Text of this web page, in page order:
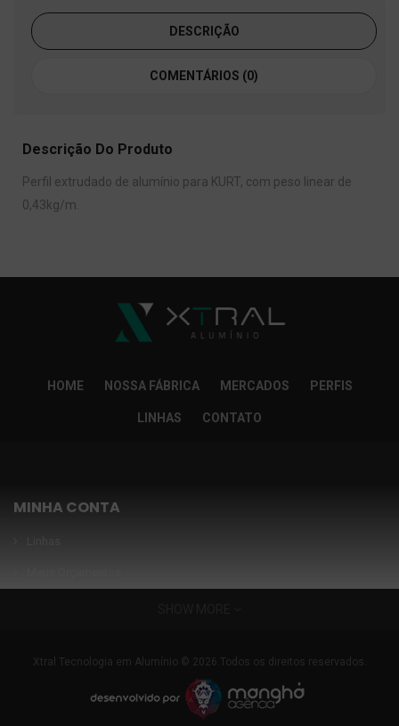
DESCRIÇÃO
COMENTÁRIOS (0)
Descrição Do Produto
Perfil extrudado de alumínio para KURT, com peso linear de
0,43kg/m.
HOME NOSSA FÁBRICA MERCADOS PERFIS
LINHAS CONTATO
MINHA CONTA
INFORMAÇÕES
Nossa fábrica
Xtral Tecnologia em Alumínio © 2026.Todos os direitos reservados.